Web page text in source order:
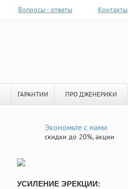
Вопросы - ответы Контакты
ГАРАНТИИ ПРО ДЖЕНЕРИКИ
Экономьте с нами
скидки до 20%, акции
УСИЛЕНИЕ ЭРЕКЦИИ: